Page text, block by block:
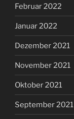
Februar 2022
Januar 2022
Dezember 2021
November 2021
Oktober 2021
September 2021